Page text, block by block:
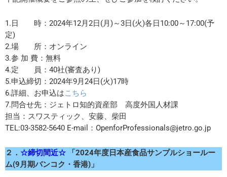
1.日 時：2024年12月2日(月)～3日(火)各日10:00～17:00(予
定)
2.場 所：オンライン
3.参 加 費：無料
4.定 員：40社(審査あり)
5.申込締切：2024年9月24日(火)17時
6.詳細、お申込はこちら
7.問合せ先：ジェトロ知的資産部 高度外国人材課
担当：スワスティック、安藤、柴田
TEL:03-3582-5640 E-mail：OpenforProfessionals@jetro.go.jp
２． ☆締切間近☆
「2024年度日本産食品サンプルショールー
ム(9月期バンコク・香港)」